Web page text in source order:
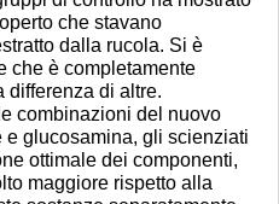
che stavano
dalla rucola. Si è
che è completamente
differenza di altre.
combinazioni del nuovo
glucosamina, gli scienziati
ottimale dei componenti,
maggiore rispetto alla